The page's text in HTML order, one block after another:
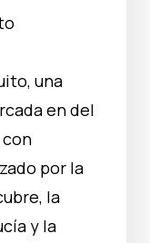
una
en del
por la
la
y la